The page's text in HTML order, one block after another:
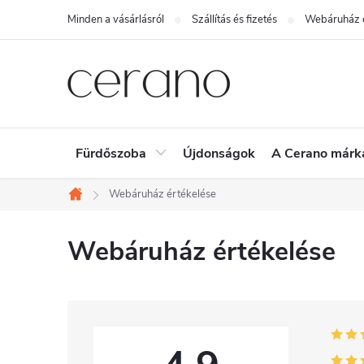
tartalomhoz
Minden a vásárlásról Szállítás és fizetés Webáruház
Fürdőszoba Újdonságok A Cerano
Kezdőlap
Webáruház értékelése
Webáruház értékelése